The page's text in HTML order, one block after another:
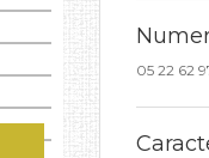
05 22 62